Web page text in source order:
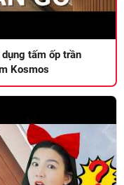
tấm ốp trần
Kosmos